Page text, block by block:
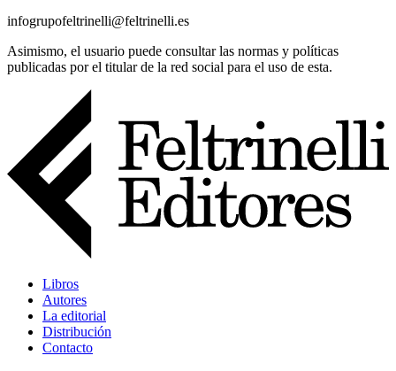
infogrupofeltrinelli@feltrinelli.es
Asimismo, el usuario puede consultar las normas y políticas
publicadas por el titular de la red social para el uso de esta.
Libros
Autores
La editorial
Distribución
Contacto